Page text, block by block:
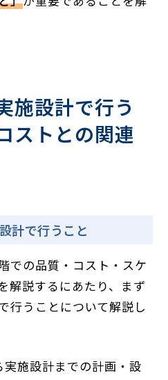
施設計で行う
ストとの関連
計で行うこと
での品質・コスト・スケ
解説するにあたり、まず
行うことについて解説し
施設計までの計画・設